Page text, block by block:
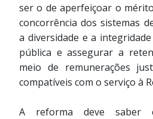
ser o de aperfeiçoar o
concorrência dos sistemas
a diversidade e a
pública e assegurar a
meio de remunerações
compatíveis com o serviço à
A reforma deve saber